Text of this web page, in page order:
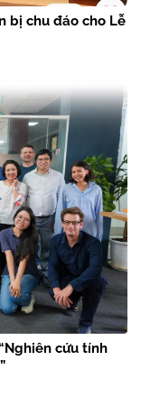
bị chu đáo cho Lễ
cứu tính